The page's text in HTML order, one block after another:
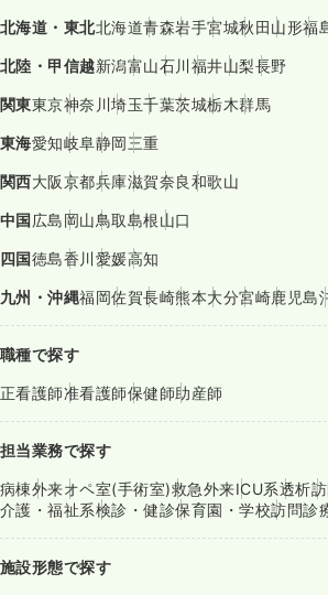
北海道・東北北海道青森岩手宮城秋田山形福
北陸・甲信越新潟富山石川福井山梨長野
関東東京神奈川埼玉千葉茨城栃木群馬
東海愛知岐阜静岡三重
関西大阪京都兵庫滋賀奈良和歌山
中国広島岡山鳥取島根山口
四国徳島香川愛媛高知
九州・沖縄福岡佐賀長崎熊本大分宮崎鹿児島
職種で探す
正看護師准看護師保健師助産師
担当業務で探す
病棟外来オペ室(手術室)救急外来ICU系透析
介護・福祉系検診・健診保育園・学校訪問診
施設形態で探す